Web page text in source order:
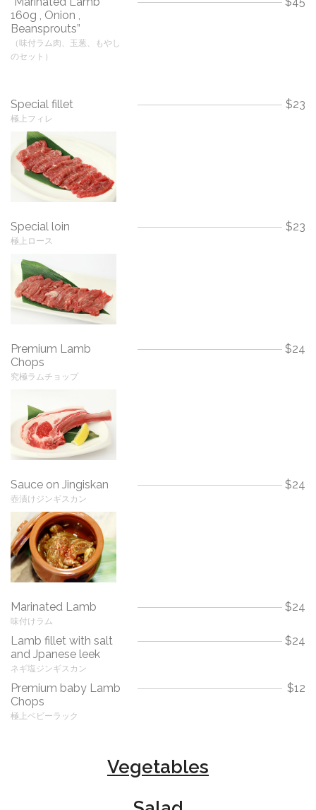
160g , Onion ,
Beansprouts”
（味付ラム肉、玉葱、もやし
のセット）
Special fillet
極上フィレ
$23
Special loin
極上ロース
$23
Premium Lamb
Chops
究極ラムチョップ
$24
Sauce on Jingiskan
壺漬けジンギスカン
$24
Marinated Lamb
味付けラム
$24
Lamb fillet with salt
and Jpanese leek
ネギ塩ジンギスカン
$24
Premium baby Lamb
Chops
極上ベビーラック
$12
Vegetables